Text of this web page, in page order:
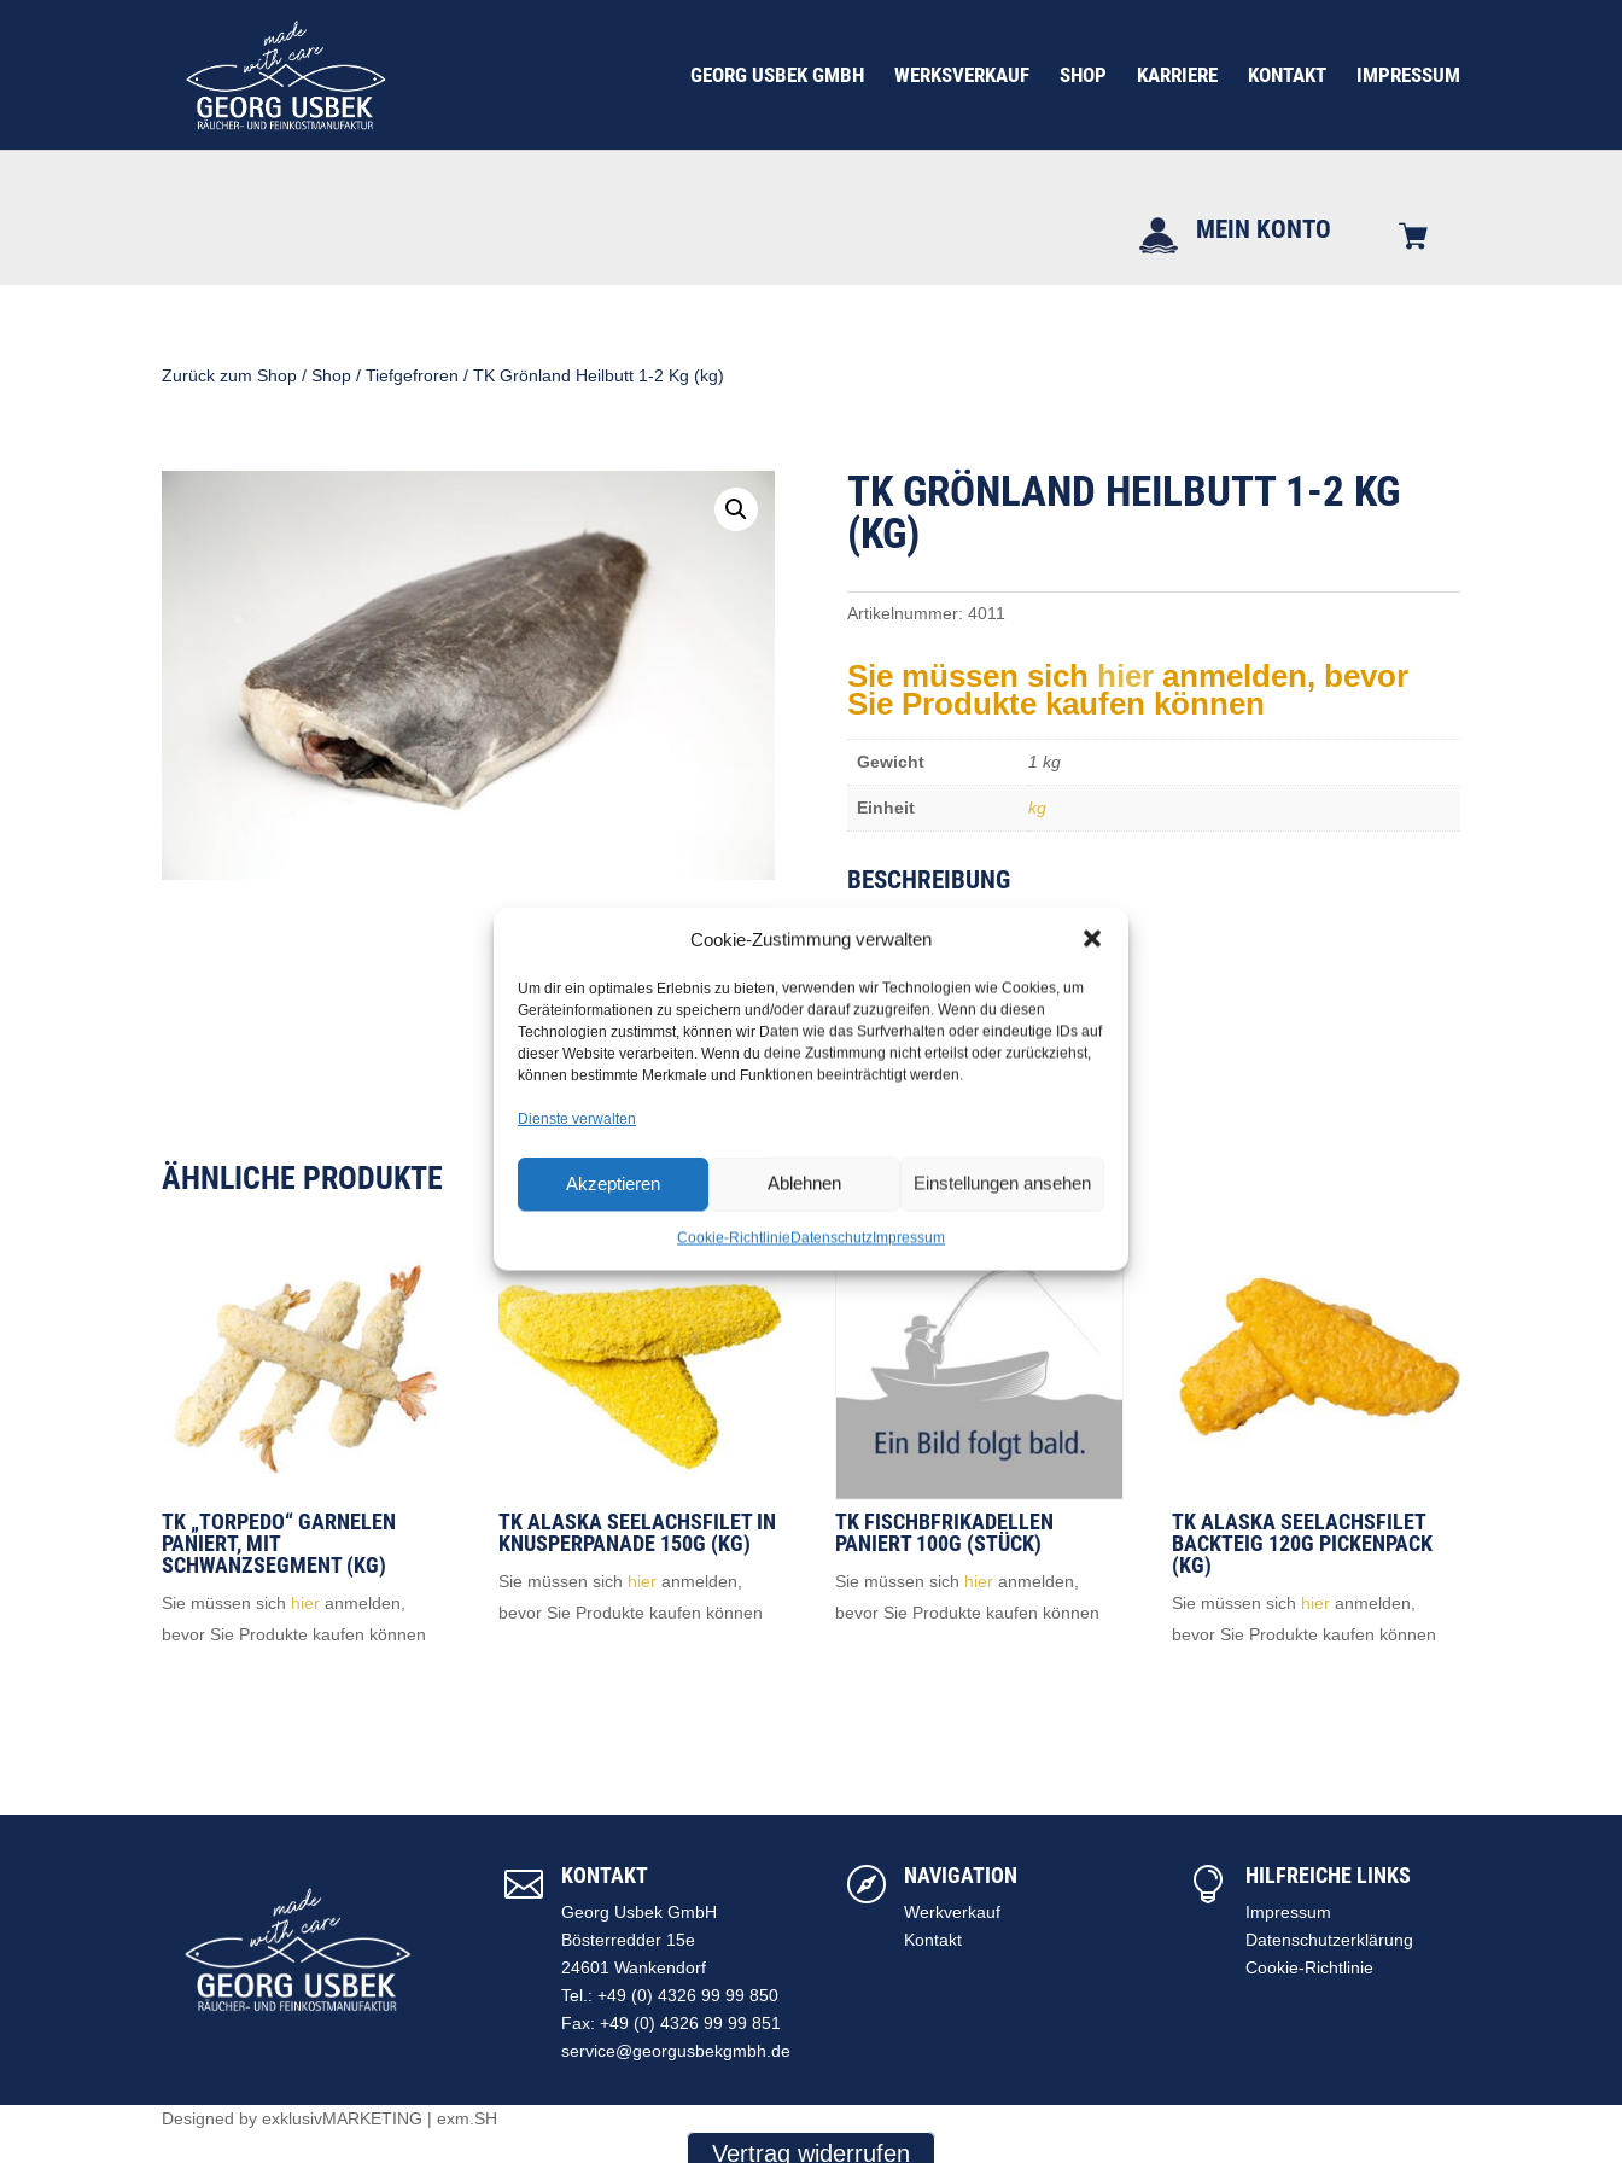
Cookie-Zustimmung verwalten
Um dir ein optimales Erlebnis zu bieten, verwenden wir Technologien wie Cookies, um
Geräteinformationen zu speichern und/oder darauf zuzugreifen. Wenn du diesen
Technologien zustimmst, können wir Daten wie das Surfverhalten oder eindeutige IDs auf
dieser Website verarbeiten. Wenn du deine Zustimmung nicht erteilst oder zurückziehst,
können bestimmte Merkmale und Funktionen beeinträchtigt werden.
Dienste verwalten
Akzeptieren Ablehnen Einstellungen ansehen
Cookie-RichtlinieDatenschutzImpressum
GEORG USBEK GMBH WERKSVERKAUF SHOP KARRIERE KONTAKT IMPRESSUM
MEIN KONTO
Zurück zum Shop /Shop /Tiefgefroren / TK Grönland Heilbutt 1-2 Kg (kg)
TK GRÖNLAND HEILBUTT 1-2 KG
(KG)
Artikelnummer: 4011
Sie müssen sich hieranmelden, bevor
Sie Produkte kaufen können
Gewicht 1 kg
Einheit kg
BESCHREIBUNG
Reinhardtius hippoglossoides
ÄHNLICHE PRODUKTE
TK „TORPEDO“ GARNELEN
PANIERT, MIT
SCHWANZSEGMENT (KG)
Sie müssen sich hier anmelden,
bevor Sie Produkte kaufen können
TK ALASKA SEELACHSFILET IN
KNUSPERPANADE 150G (KG)
Sie müssen sich hier anmelden,
bevor Sie Produkte kaufen können
TK FISCHBFRIKADELLEN
PANIERT 100G (STÜCK)
Sie müssen sich hier anmelden,
bevor Sie Produkte kaufen können
TK ALASKA SEELACHSFILET
BACKTEIG 120G PICKENPACK
(KG)
Sie müssen sich hier anmelden,
bevor Sie Produkte kaufen können
 KONTAKT
Georg Usbek GmbH
Bösterredder 15e
24601 Wankendorf
Tel.: +49 (0) 4326 99 99 850
Fax: +49 (0) 4326 99 99 851
service@georgusbekgmbh.de
 NAVIGATION
Werkverkauf
Kontakt
 HILFREICHE LINKS
Impressum
Datenschutzerklärung
Cookie-Richtlinie
Designed by exklusivMARKETING | exm.SH
Vertrag widerrufen